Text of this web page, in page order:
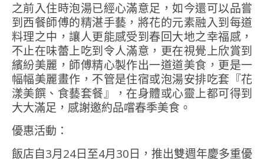
之前入住時泡湯已經心滿意足，如今還可以品嘗
到西餐師傅的精湛手藝，將花的元素融入到每道
料理之中，讓人更能感受到春回大地之幸福感，
不止在味蕾上吃到令人滿意，更在視覺上欣賞到
繽紛美麗，師傅精心製作出一道道美食，更是一
幅幅美麗畫作，不管是住宿或泡湯安排吃套『花
漾美饌、食藝套餐』，在身體或心靈上都可得到
大大滿足，感謝邀約品嚐春季美食。
優惠活動：
飯店自3月24日至4月30日，推出雙週年慶多重優